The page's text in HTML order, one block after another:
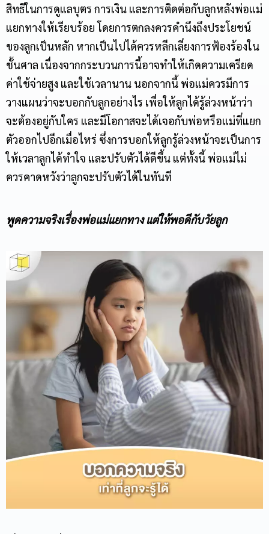
สิทธิในการดูแลบุตร การเงิน และการติดต่อกับลูกหลังพ่อแม่
แยกทางให้เรียบร้อย โดยการตกลงควรคำนึงถึงประโยชน์
ของลูกเป็นหลัก หากเป็นไปได้ควรหลีกเลี่ยงการฟ้องร้องใน
ชั้นศาล เนื่องจากกระบวนการนี้อาจทำให้เกิดความเครียด
ค่าใช้จ่ายสูง และใช้เวลานาน นอกจากนี้ พ่อแม่ควรมีการ
วางแผนว่าจะบอกกับลูกอย่างไร เพื่อให้ลูกได้รู้ล่วงหน้าว่า
จะต้องอยู่กับใคร และมีโอกาสจะได้เจอกับพ่อหรือแม่ที่แยก
ตัวออกไปอีกเมื่อไหร่ ซึ่งการบอกให้ลูกรู้ล่วงหน้าจะเป็นการ
ให้เวลาลูกได้ทำใจ และปรับตัวได้ดีขึ้น แต่ทั้งนี้ พ่อแม่ไม่
ควรคาดหวังว่าลูกจะปรับตัวได้ในทันที
พูดความจริงเรื่องพ่อแม่แยกทาง แต่ให้พอดีกับวัยลูก